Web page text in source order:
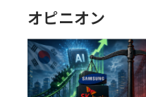
オピニオン